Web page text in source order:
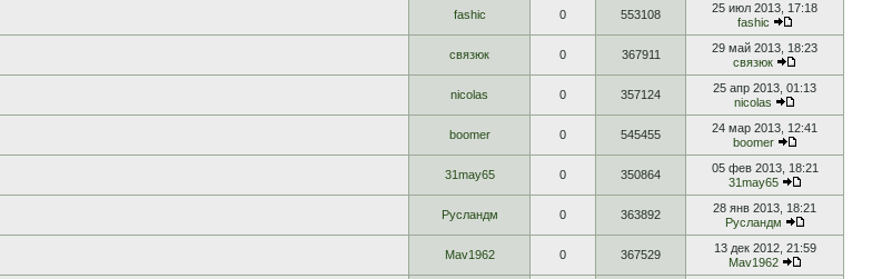
fashic 0 553108
25 июл 2013, 17:18
fashic
связюк 0 367911
29 май 2013, 18:23
связюк
nicolas 0 357124
25 апр 2013, 01:13
nicolas
boomer 0 545455
24 мар 2013, 12:41
boomer
31may65 0 350864
05 фев 2013, 18:21
31may65
Русландм 0 363892
28 янв 2013, 18:21
Русландм
Mav1962 0 367529
13 дек 2012, 21:59
Mav1962